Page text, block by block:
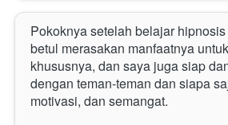
Pokoknya setelah belajar
betul merasakan manfaatnya
khususnya, dan saya juga siap
dengan teman-teman dan siapa
motivasi, dan semangat.